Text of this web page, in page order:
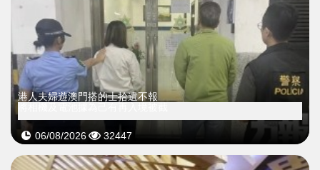
​港人夫婦遊澳門搭的士拾遺不報
06/08/2026 32447